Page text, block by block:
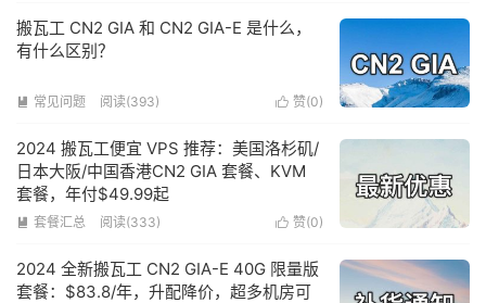
搬瓦工 CN2 GIA 和 CN2 GIA-E 是什么，
有什么区别？
 常见问题 阅读(393)  赞(0)
2024 搬瓦工便宜 VPS 推荐：美国洛杉矶/
日本大阪/中国香港CN2 GIA 套餐、KVM
套餐，年付$49.99起
 套餐汇总 阅读(333)  赞(0)
2024 全新搬瓦工 CN2 GIA-E 40G 限量版
套餐：$83.8/年，升配降价，超多机房可